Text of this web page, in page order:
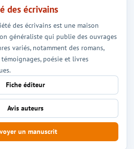
des écrivains
des écrivains est une maison
généraliste qui publie des ouvrages
variés, notamment des romans,
témoignages, poésie et livres
Fiche éditeur
Avis auteurs
un manuscrit